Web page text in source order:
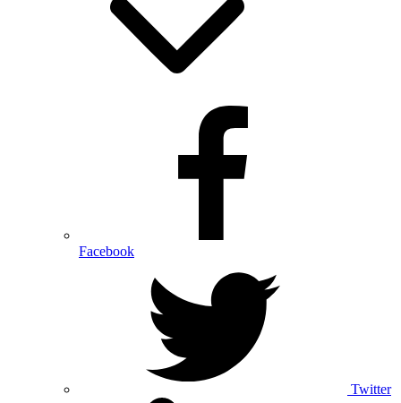
Facebook
Twitter